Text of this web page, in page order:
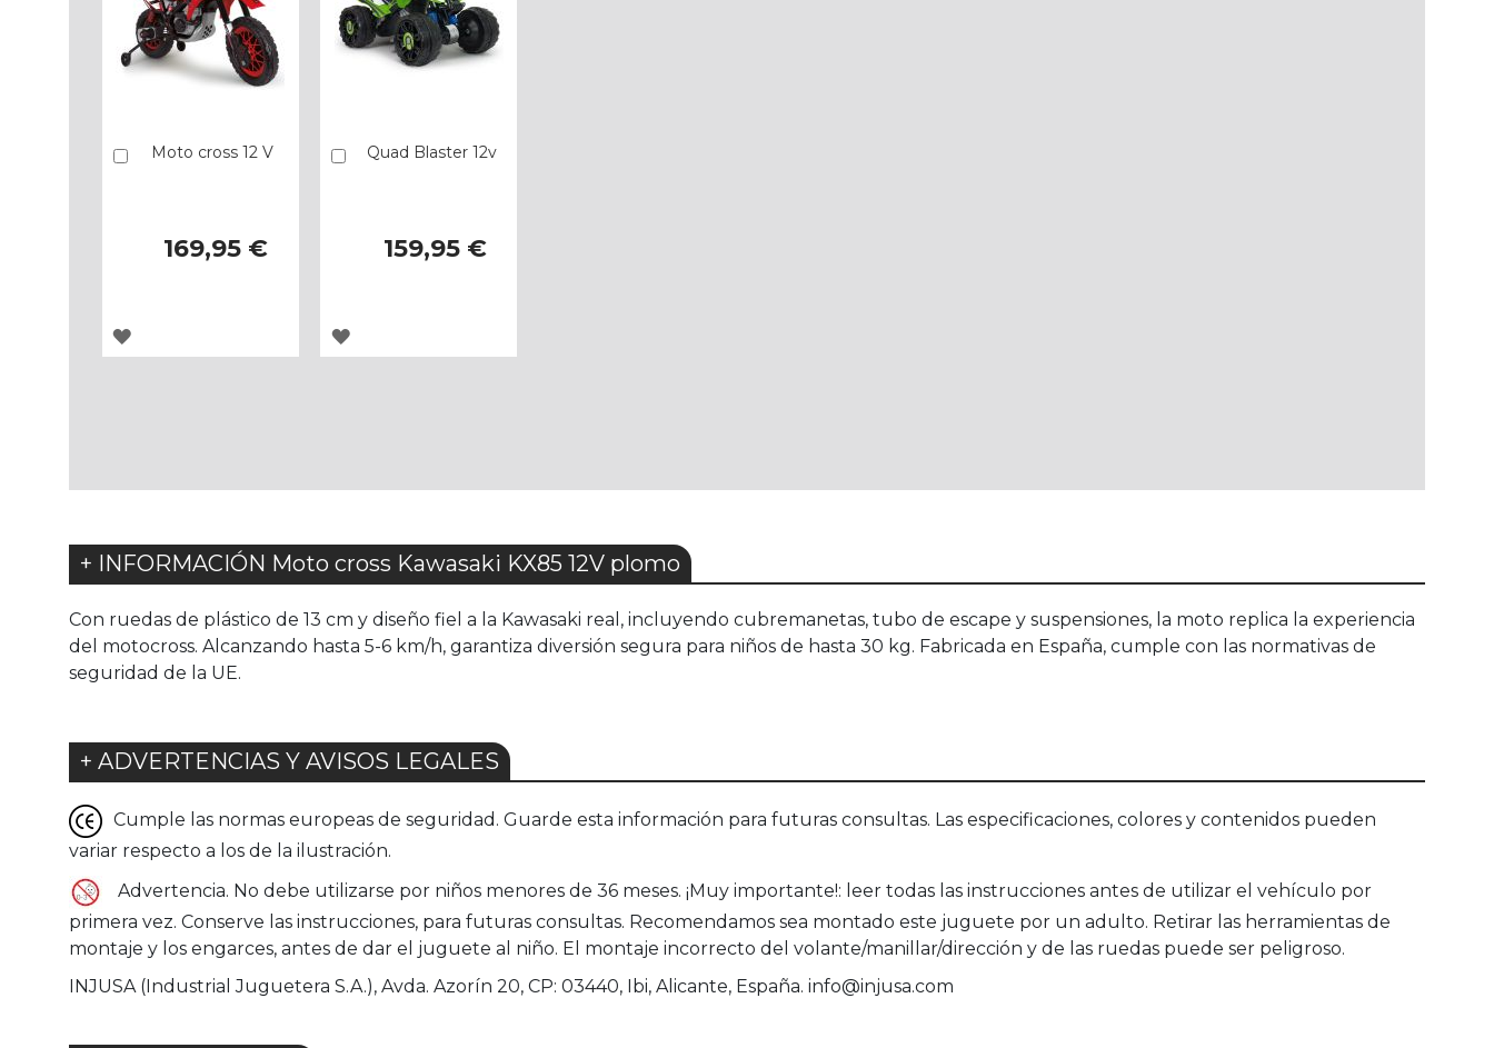
Moto cross 12 V
169,95 €
Añadir
AGREGAR
Quad Blaster 12v
159,95 €
Añadir
AGREGAR
+ INFORMACIÓN Moto cross Kawasaki KX85 12V plomo
Con ruedas de plástico de 13 cm y diseño fiel a la Kawasaki real, incluyendo cubremanetas, tubo de escape y suspensiones, la moto replica la experiencia
del motocross. Alcanzando hasta 5-6 km/h, garantiza diversión segura para niños de hasta 30 kg. Fabricada en España, cumple con las normativas de
seguridad de la UE.
+ ADVERTENCIAS Y AVISOS LEGALES
Cumple las normas europeas de seguridad. Guarde esta información para futuras consultas. Las especificaciones, colores y contenidos pueden
variar respecto a los de la ilustración.
Advertencia. No debe utilizarse por niños menores de 36 meses. ¡Muy importante!: leer todas las instrucciones antes de utilizar el vehículo por
primera vez. Conserve las instrucciones, para futuras consultas. Recomendamos sea montado este juguete por un adulto. Retirar las herramientas de
montaje y los engarces, antes de dar el juguete al niño. El montaje incorrecto del volante/manillar/dirección y de las ruedas puede ser peligroso.
INJUSA (Industrial Juguetera S.A.), Avda. Azorín 20, CP: 03440, Ibi, Alicante, España. info@injusa.com